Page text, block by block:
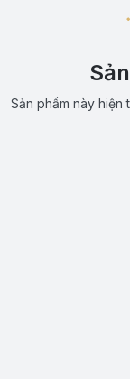
Sản phẩm này hiện